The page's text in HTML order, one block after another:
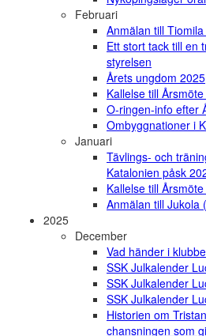
Februari
Anmälan till
Ett stort tack till en
styrelsen
Årets ungdom 2025
Kallelse till
O-ringen-info efter
Ombyggnationer i
Januari
Tävlings- och
Katalonien påsk
Kallelse till
Anmälan till Jukola
2025
December
Vad händer i
SSK Julkalender
SSK Julkalender
SSK Julkalender
Historien om
chansningen som